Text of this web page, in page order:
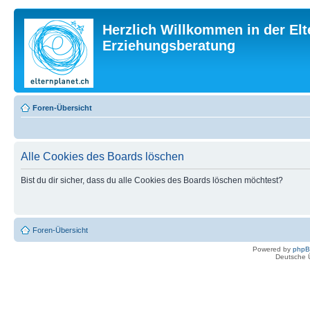
Herzlich Willkommen in der
Erziehungsberatung
Foren-Übersicht
Alle Cookies des Boards löschen
Bist du dir sicher, dass du alle Cookies des Boards löschen möchtest?
Foren-Übersicht
Powered by
Deutsche